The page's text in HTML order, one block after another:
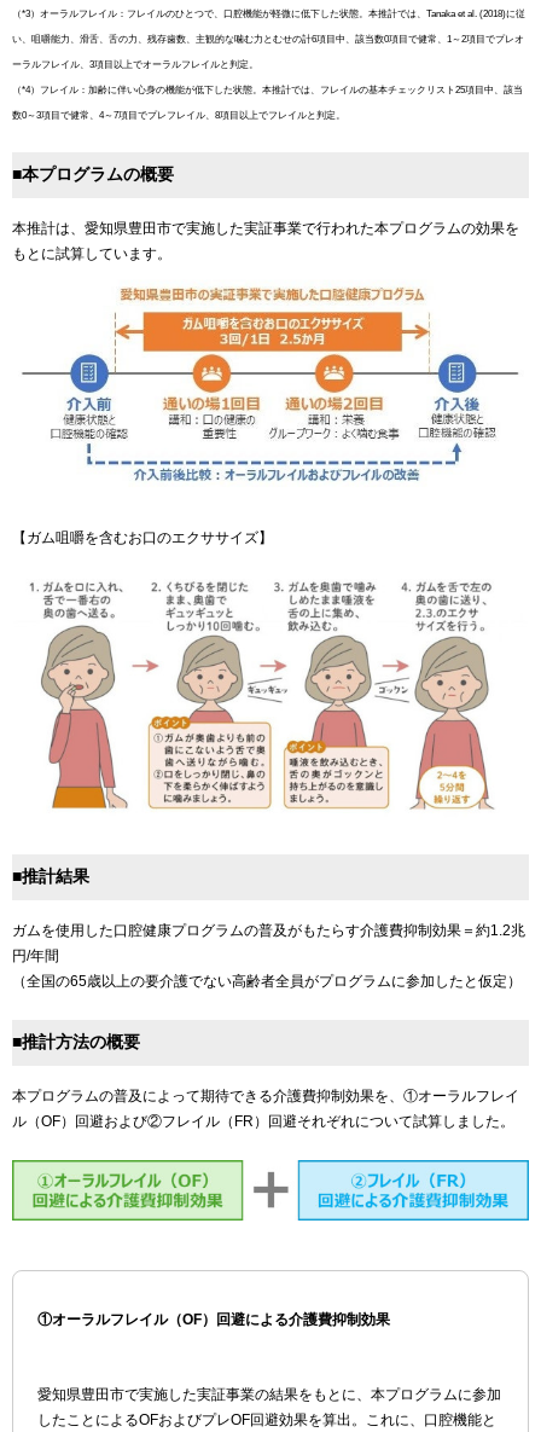
（*3）オーラルフレイル：フレイルのひとつで、口腔機能が軽微に低下した状態。本推計では、Tanaka et al. (2018)に従
い、咀嚼能力、滑舌、舌の力、残存歯数、主観的な噛む力とむせの計6項目中、該当数0項目で健常、1～2項目でプレオ
ーラルフレイル、3項目以上でオーラルフレイルと判定。
（*4）フレイル：加齢に伴い心身の機能が低下した状態。本推計では、フレイルの基本チェックリスト25項目中、該当
数0～3項目で健常、4～7項目でプレフレイル、8項目以上でフレイルと判定。
■本プログラムの概要
本推計は、愛知県豊田市で実施した実証事業で行われた本プログラムの効果を
もとに試算しています。
【ガム咀嚼を含むお口のエクササイズ】
■推計結果
ガムを使用した口腔健康プログラムの普及がもたらす介護費抑制効果＝約1.2兆
円/年間
（全国の65歳以上の要介護でない高齢者全員がプログラムに参加したと仮定）
■推計方法の概要
本プログラムの普及によって期待できる介護費抑制効果を、①オーラルフレイ
ル（OF）回避および②フレイル（FR）回避それぞれについて試算しました。
①オーラルフレイル（OF）回避による介護費抑制効果
愛知県豊田市で実施した実証事業の結果をもとに、本プログラムに参加
したことによるOFおよびプレOF回避効果を算出。これに、口腔機能と